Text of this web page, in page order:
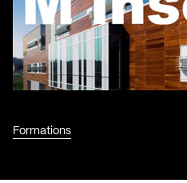
Formations